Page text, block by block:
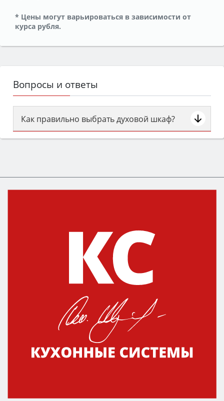
* Цены могут варьироваться в зависимости от
курса рубля.
Вопросы и ответы
Как правильно выбрать духовой шкаф?
Сначала определитесь с типом (газовый или
класс энергопотребления не ниже A и нужные